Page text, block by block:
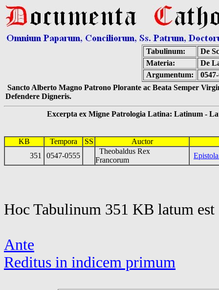
Tabulinum:
De
Materia:
De
Argumentum:
Sancto Alberto Magno Patrono Plorante ac Beata Semper
Defendere Digneris.
Excerpta ex Migne Patrologia Latina: Latinum -
KB Tempora SS
Auctor
351
0547-0555
Theobaldus Rex
Francorum
Hoc Tabulinum 351 KB latum
Ante
Reditus in indicem primum